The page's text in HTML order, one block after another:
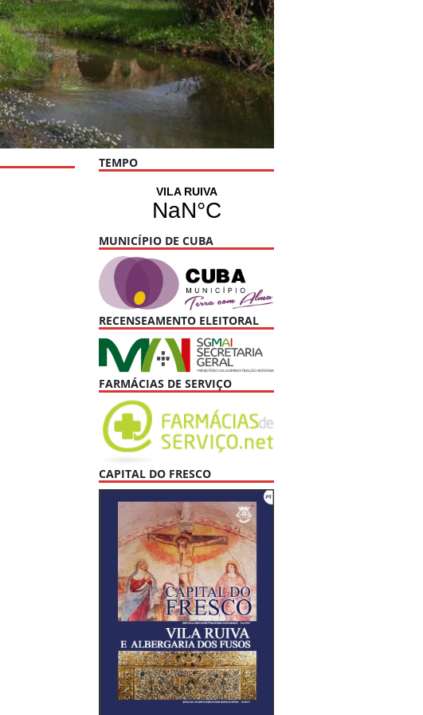
TEMPO
MUNICÍPIO DE CUBA
RECENSEAMENTO ELEITORAL
FARMÁCIAS DE SERVIÇO
CAPITAL DO FRESCO